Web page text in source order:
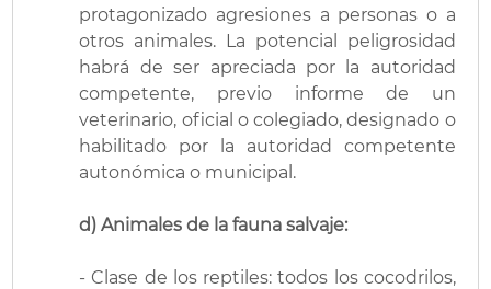
protagonizado agresiones a personas o a
otros animales. La potencial peligrosidad
habrá de ser apreciada por la autoridad
competente, previo informe de un
veterinario, oficial o colegiado, designado o
habilitado por la autoridad competente
autonómica o municipal.
d) Animales de la fauna salvaje:
- Clase de los reptiles: todos los cocodrilos,